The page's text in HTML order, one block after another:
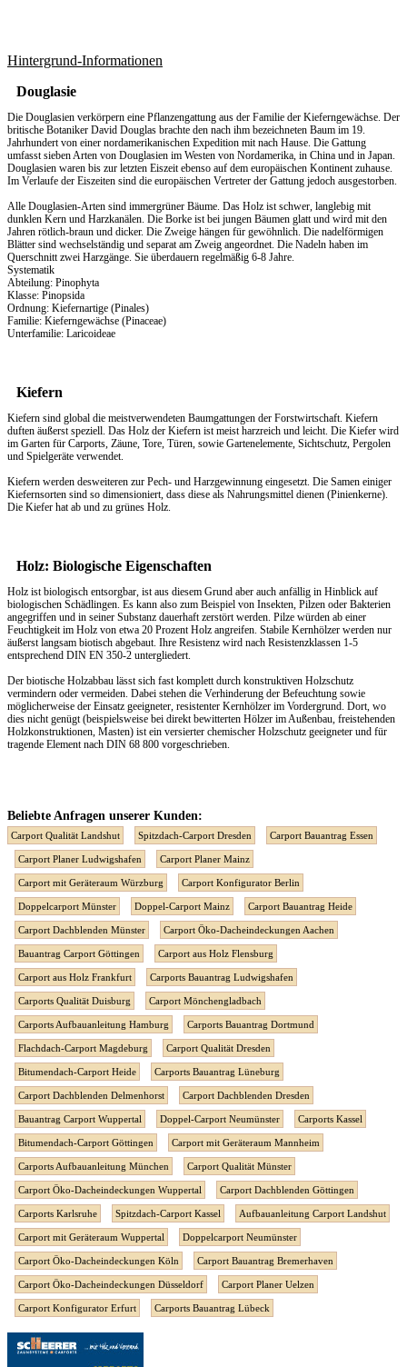
Hintergrund-Informationen
Douglasie
Die Douglasien verkörpern eine Pflanzengattung aus der Familie der Kieferngewächse. Der
britische Botaniker David Douglas brachte den nach ihm bezeichneten Baum im 19.
Jahrhundert von einer nordamerikanischen Expedition mit nach Hause. Die Gattung
umfasst sieben Arten von Douglasien im Westen von Nordamerika, in China und in Japan.
Douglasien waren bis zur letzten Eiszeit ebenso auf dem europäischen Kontinent zuhause.
Im Verlaufe der Eiszeiten sind die europäischen Vertreter der Gattung jedoch ausgestorben.
Alle Douglasien-Arten sind immergrüner Bäume. Das Holz ist schwer, langlebig mit
dunklen Kern und Harzkanälen. Die Borke ist bei jungen Bäumen glatt und wird mit den
Jahren rötlich-braun und dicker. Die Zweige hängen für gewöhnlich. Die nadelförmigen
Blätter sind wechselständig und separat am Zweig angeordnet. Die Nadeln haben im
Querschnitt zwei Harzgänge. Sie überdauern regelmäßig 6-8 Jahre.
Systematik
Abteilung: Pinophyta
Klasse: Pinopsida
Ordnung: Kiefernartige (Pinales)
Familie: Kieferngewächse (Pinaceae)
Unterfamilie: Laricoideae
Kiefern
Kiefern sind global die meistverwendeten Baumgattungen der Forstwirtschaft. Kiefern
duften äußerst speziell. Das Holz der Kiefern ist meist harzreich und leicht. Die Kiefer wird
im Garten für Carports, Zäune, Tore, Türen, sowie Gartenelemente, Sichtschutz, Pergolen
und Spielgeräte verwendet.
Kiefern werden desweiteren zur Pech- und Harzgewinnung eingesetzt. Die Samen einiger
Kiefernsorten sind so dimensioniert, dass diese als Nahrungsmittel dienen (Pinienkerne).
Die Kiefer hat ab und zu grünes Holz.
Holz: Biologische Eigenschaften
Holz ist biologisch entsorgbar, ist aus diesem Grund aber auch anfällig in Hinblick auf
biologischen Schädlingen. Es kann also zum Beispiel von Insekten, Pilzen oder Bakterien
angegriffen und in seiner Substanz dauerhaft zerstört werden. Pilze würden ab einer
Feuchtigkeit im Holz von etwa 20 Prozent Holz angreifen. Stabile Kernhölzer werden nur
äußerst langsam biotisch abgebaut. Ihre Resistenz wird nach Resistenzklassen 1-5
entsprechend DIN EN 350-2 untergliedert.
Der biotische Holzabbau lässt sich fast komplett durch konstruktiven Holzschutz
vermindern oder vermeiden. Dabei stehen die Verhinderung der Befeuchtung sowie
möglicherweise der Einsatz geeigneter, resistenter Kernhölzer im Vordergrund. Dort, wo
dies nicht genügt (beispielsweise bei direkt bewitterten Hölzer im Außenbau, freistehenden
Holzkonstruktionen, Masten) ist ein versierter chemischer Holzschutz geeigneter und für
tragende Element nach DIN 68 800 vorgeschrieben.
Beliebte Anfragen unserer Kunden:
Carport Qualität Landshut Spitzdach-Carport Dresden Carport Bauantrag Essen
Carport Planer Ludwigshafen Carport Planer Mainz
Carport mit Geräteraum Würzburg Carport Konfigurator Berlin
Doppelcarport Münster Doppel-Carport Mainz Carport Bauantrag Heide
Carport Dachblenden Münster Carport Öko-Dacheindeckungen Aachen
Bauantrag Carport Göttingen Carport aus Holz Flensburg
Carport aus Holz Frankfurt Carports Bauantrag Ludwigshafen
Carports Qualität Duisburg Carport Mönchengladbach
Carports Aufbauanleitung Hamburg Carports Bauantrag Dortmund
Flachdach-Carport Magdeburg Carport Qualität Dresden
Bitumendach-Carport Heide Carports Bauantrag Lüneburg
Carport Dachblenden Delmenhorst Carport Dachblenden Dresden
Bauantrag Carport Wuppertal Doppel-Carport Neumünster Carports Kassel
Bitumendach-Carport Göttingen Carport mit Geräteraum Mannheim
Carports Aufbauanleitung München Carport Qualität Münster
Carport Öko-Dacheindeckungen Wuppertal Carport Dachblenden Göttingen
Carports Karlsruhe Spitzdach-Carport Kassel Aufbauanleitung Carport Landshut
Carport mit Geräteraum Wuppertal Doppelcarport Neumünster
Carport Öko-Dacheindeckungen Köln Carport Bauantrag Bremerhaven
Carport Öko-Dacheindeckungen Düsseldorf Carport Planer Uelzen
Carport Konfigurator Erfurt Carports Bauantrag Lübeck